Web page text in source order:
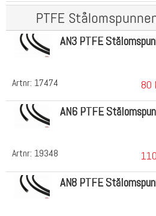
PTFE
Artnr: 17474
AN3 PTFE
80
Artnr: 19348
AN6 PTFE
AN8 PTFE